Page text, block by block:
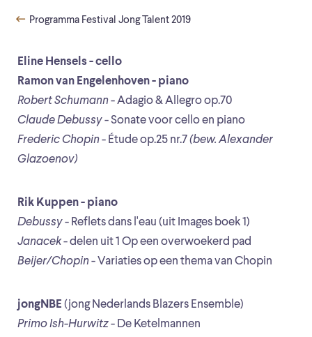
Eline Hensels - cello
Ramon van Engelenhoven - piano
Robert Schumann- Adagio & Allegro op.70
Claude Debussy- Sonate voor cello en piano
Frederic Chopin- Étude op.25 nr.7(bew. Alexander
Glazoenov)
Rik Kuppen - piano
Debussy- Reflets dans l'eau (uit Images boek 1)
Janacek- delen uit 1 Op een overwoekerd pad
Beijer/Chopin- Variaties op een thema van Chopin
jongNBE (jong Nederlands Blazers Ensemble)
Primo Ish-Hurwitz- De Ketelmannen
Programma Festival Jong Talent 2019